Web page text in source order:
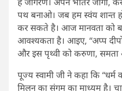
पथ बनाओ। जब हम स्वंय शान्त
कर सकते है। आज मानवता को
आवश्यकता है। आइए, “अप्प
और इस पृथ्वी को करुणा,
पूज्य स्वामी जी ने कहा कि
मिलन का संगम का माध्यम है।